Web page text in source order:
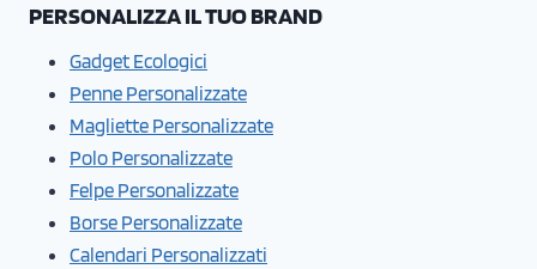
PERSONALIZZA IL TUO BRAND
Gadget Ecologici
Penne Personalizzate
Magliette Personalizzate
Polo Personalizzate
Felpe Personalizzate
Borse Personalizzate
Calendari Personalizzati